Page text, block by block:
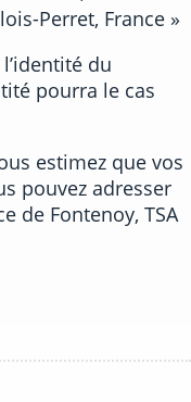
Perret, France »
du
pourra le cas
estimez que vos
pouvez adresser
de Fontenoy, TSA